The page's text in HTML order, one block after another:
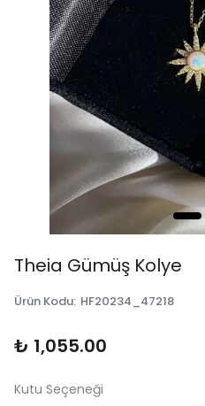
Theia Gümüş Kolye
Ürün Kodu: HF20234_47218
₺ 1,055.00
Kutu Seçeneği